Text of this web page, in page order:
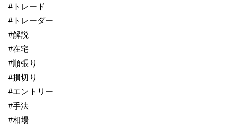
#トレード
#トレーダー
#解説
#在宅
#順張り
#損切り
#エントリー
#手法
#相場